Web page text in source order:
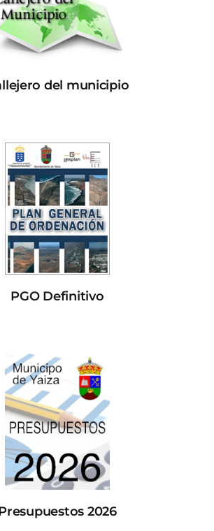
del municipio
PGO Definitivo
2026